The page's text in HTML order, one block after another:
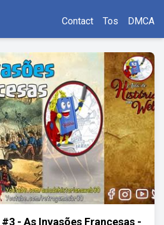
Contact Tos DMCA
- As Invasões Francesas -